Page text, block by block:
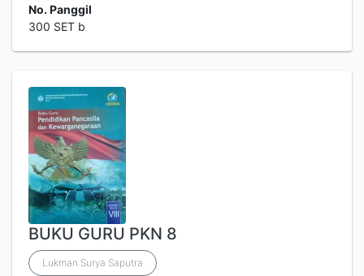
No. Panggil
300 SET b
BUKU GURU PKN 8
Lukman Surya Saputra